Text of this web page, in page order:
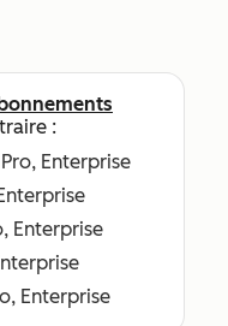
:
Enterprise
Enterprise
Enterprise